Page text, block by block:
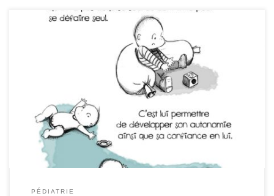
Une super infographie pour vous expliquer la motricité libre
et son intérêt pour nos bébés
!EnregistrerEnregistrerEnregistrerEnregistrerEnregistrerEnreg
istrerEnregistrer La motricité libre, c'est aussi le bain libre
!EnregistrerEnregistrerEnregistrerEnregistrerEnregistrerEnreg
istrerEnregistrer Pour aller plus loin :Extraits du Film «
Motricité libre: bien dans son corps, bien dans sa tête »Une
étude sur l'importance de la motricité […]
PÉDIATRIE